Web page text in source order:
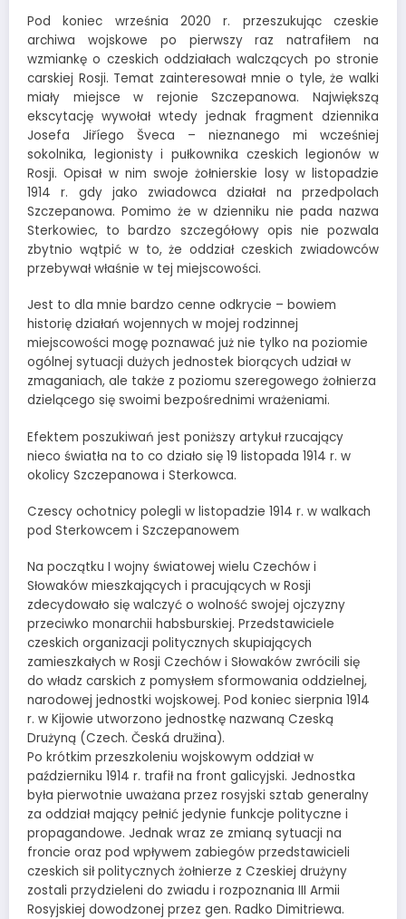
Pod koniec września 2020 r. przeszukując czeskie
archiwa wojskowe po pierwszy raz natrafiłem na
wzmiankę o czeskich oddziałach walczących po stronie
carskiej Rosji. Temat zainteresował mnie o tyle, że walki
miały miejsce w rejonie Szczepanowa. Największą
ekscytację wywołał wtedy jednak fragment dziennika
Josefa Jiříego Šveca – nieznanego mi wcześniej
sokolnika, legionisty i pułkownika czeskich legionów w
Rosji. Opisał w nim swoje żołnierskie losy w listopadzie
1914 r. gdy jako zwiadowca działał na przedpolach
Szczepanowa. Pomimo że w dzienniku nie pada nazwa
Sterkowiec, to bardzo szczegółowy opis nie pozwala
zbytnio wątpić w to, że oddział czeskich zwiadowców
przebywał właśnie w tej miejscowości.
Jest to dla mnie bardzo cenne odkrycie – bowiem
historię działań wojennych w mojej rodzinnej
miejscowości mogę poznawać już nie tylko na poziomie
ogólnej sytuacji dużych jednostek biorących udział w
zmaganiach, ale także z poziomu szeregowego żołnierza
dzielącego się swoimi bezpośrednimi wrażeniami.
Efektem poszukiwań jest poniższy artykuł rzucający
nieco światła na to co działo się 19 listopada 1914 r. w
okolicy Szczepanowa i Sterkowca.
Czescy ochotnicy polegli w listopadzie 1914 r. w walkach
pod Sterkowcem i Szczepanowem
Na początku I wojny światowej wielu Czechów i
Słowaków mieszkających i pracujących w Rosji
zdecydowało się walczyć o wolność swojej ojczyzny
przeciwko monarchii habsburskiej. Przedstawiciele
czeskich organizacji politycznych skupiających
zamieszkałych w Rosji Czechów i Słowaków zwrócili się
do władz carskich z pomysłem sformowania oddzielnej,
narodowej jednostki wojskowej. Pod koniec sierpnia 1914
r. w Kijowie utworzono jednostkę nazwaną Czeską
Drużyną (Czech. Česká družina).
Po krótkim przeszkoleniu wojskowym oddział w
październiku 1914 r. trafił na front galicyjski. Jednostka
była pierwotnie uważana przez rosyjski sztab generalny
za oddział mający pełnić jedynie funkcje polityczne i
propagandowe. Jednak wraz ze zmianą sytuacji na
froncie oraz pod wpływem zabiegów przedstawicieli
czeskich sił politycznych żołnierze z Czeskiej drużyny
zostali przydzieleni do zwiadu i rozpoznania III Armii
Rosyjskiej dowodzonej przez gen. Radko Dimitriewa.